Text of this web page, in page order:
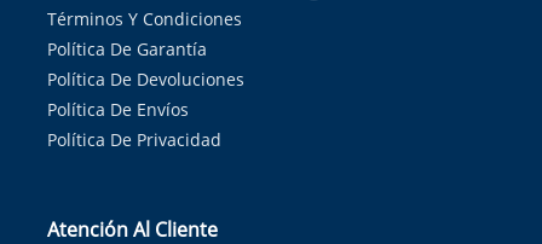
Términos Y Condiciones
Política De Garantía
Política De Devoluciones
Política De Envíos
Política De Privacidad
Atención Al Cliente